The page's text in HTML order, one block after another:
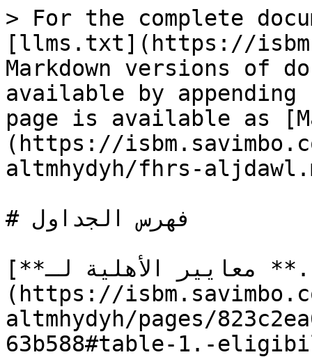
> For the complete
[llms.txt](https://
Markdown versions of
available by
page is available as
(https://
altmhydyh/fhrs-
# فهرس الجداول
[**الجدول 1.** معايير الأهلية لـ ISBM]
(https://
altmhydyh/pages/
63b588#table-1.-